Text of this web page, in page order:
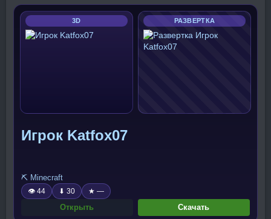
3D РАЗВЕРТКА
Игрок Katfox07
⛏️ Minecraft
👁 44 ⬇ 30 ★ —
Открыть Скачать